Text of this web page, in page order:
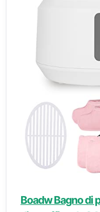
Boadw Bagno di